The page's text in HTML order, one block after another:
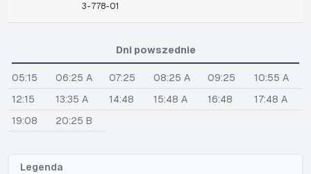
3-778-01
Dni powszednie
05:15 06:25 A 07:25 08:25 A 09:25
10:55 A
12:15
13:35 A 14:48 15:48 A 16:48
17:48 A
19:08
20:25 B
Legenda